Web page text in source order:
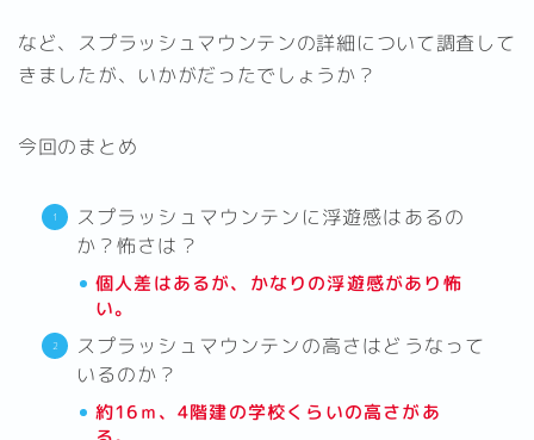
など、スプラッシュマウンテンの詳細について調査して
きましたが、いかがだったでしょうか？
今回のまとめ
スプラッシュマウンテンに浮遊感はあるの
か？怖さは？
個人差はあるが、かなりの浮遊感があり怖
い。
スプラッシュマウンテンの高さはどうなって
いるのか？
約16ｍ、4階建の学校くらいの高さがあ